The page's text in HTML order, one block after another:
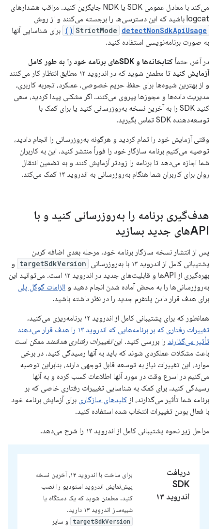
می‌کند با معادل عمومی SDK یا NDK جایگزین کنید. مراقب هشدارهای
logcat باشید که این دسترسی‌ها را برجسته می‌کنند و از روش
StrictMode detectNonSdkApiUsage()
برای شناسایی آنها
به صورت برنامه‌نویسی استفاده کنید.
در آخر، حتماً
کتابخانه‌ها و SDKهای برنامه خود را به طور کامل
آزمایش کنید
تا مطمئن شوید که در اندروید ۱۳ مطابق انتظار کار می‌کنند
و از بهترین شیوه‌ها برای حفظ حریم خصوصی، عملکرد، تجربه کاربری،
مدیریت داده‌ها و مجوزها پیروی می‌کنند. اگر مشکلی پیدا کردید، سعی
کنید SDK را به آخرین نسخه به‌روزرسانی کنید یا برای کمک با
توسعه‌دهنده SDK تماس بگیرید.
وقتی آزمایش خود را تمام کردید و هرگونه به‌روزرسانی را انجام دادید،
توصیه می‌کنیم برنامه سازگار خود را فوراً منتشر کنید. این به کاربران
شما اجازه می‌دهد تا برنامه را زودتر آزمایش کنند و به تضمین انتقال
روان برای کاربران شما هنگام به‌روزرسانی به اندروید ۱۳ کمک می‌کند.
هدف‌گیری برنامه را به‌روزرسانی کنید و با
APIهای جدید بسازید
پس از انتشار نسخه سازگار برنامه خود، مرحله بعدی اضافه کردن
پشتیبانی کامل از اندروید ۱۳ با به‌روزرسانی
targetSdkVersion و
بهره‌گیری از APIها و قابلیت‌های جدید در اندروید ۱۳ است. می‌توانید این
به‌روزرسانی‌ها را به محض آماده شدن انجام دهید و الزامات گوگل پلی
برای هدف قرار دادن پلتفرم جدید را در نظر داشته باشید.
همانطور که برای پشتیبانی کامل از اندروید ۱۳ برنامه‌ریزی می‌کنید،
تغییرات رفتاری که بر برنامه‌هایی که اندروید ۱۳ را هدف قرار می‌دهند
تأثیر می‌گذارند را بررسی کنید. اینتغییرات رفتاری هدفمند ممکن است
باعث مشکلات عملکردی شوند که باید به آنها رسیدگی کنید. در برخی
موارد، این تغییرات نیاز به توسعه قابل توجهی دارند، بنابراین توصیه
می‌کنیم در اسرع وقت در مورد آنها اطلاعات کسب کرده و به آنها
رسیدگی کنید. برای کمک به شناسایی تغییرات رفتاری خاصی که بر
برنامه شما تأثیر می‌گذارند، از کلیدهای سازگاری برای آزمایش برنامه خود
با فعال بودن تغییرات انتخاب شده استفاده کنید.
مراحل زیر نحوه پشتیبانی کامل از اندروید ۱۳ را شرح می‌دهد.
دریافت
SDK
اندروید ۱۳
برای ساخت با اندروید ۱۳، آخرین نسخه
پیش‌نمایش اندروید استودیو را نصب
کنید. مطمئن شوید که یک دستگاه یا
شبیه‌ساز اندروید ۱۳ دارید.
targetSdkVersion
و سایر